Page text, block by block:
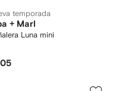
temporada
+ Marl
Luna mini